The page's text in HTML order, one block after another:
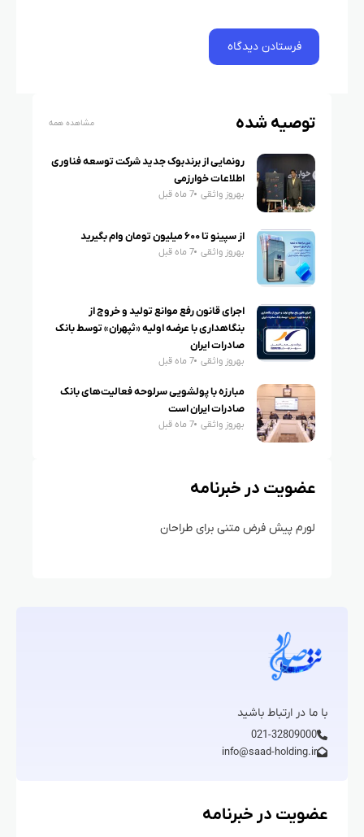
توصیه شده مشاهده همه
رونمایی از برندبوک جدید شرکت توسعه فناوری
اطلاعات خوارزمی
بهروز واثقی 7 ماه قبل
از سپینو تا ۶۰۰ میلیون تومان وام بگیرید
بهروز واثقی 7 ماه قبل
اجرای قانون رفع موانع تولید و خروج از
بنگاهداری با عرضه اولیه «ثپهران» توسط بانک
صادرات ایران
بهروز واثقی 7 ماه قبل
مبارزه با پولشویی سرلوحه فعالیت‌های بانک
صادرات ایران است
بهروز واثقی 7 ماه قبل
عضویت در خبرنامه
لورم پیش فرض متنی برای طراحان
با ما در ارتباط باشید
021-32809000
info@saad-holding.ir
عضویت در خبرنامه